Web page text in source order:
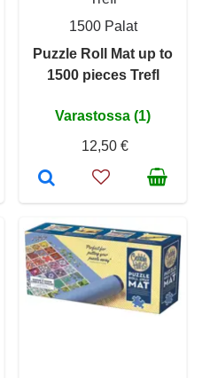
1500 Palat
Puzzle Roll Mat up to
1500 pieces Trefl
Varastossa (1)
12,50 €